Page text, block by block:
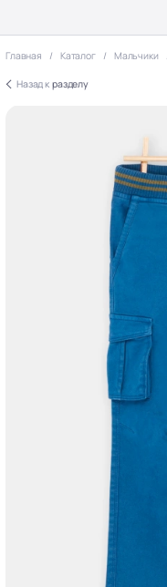
Главная Каталог Мальчики
Назад к разделу